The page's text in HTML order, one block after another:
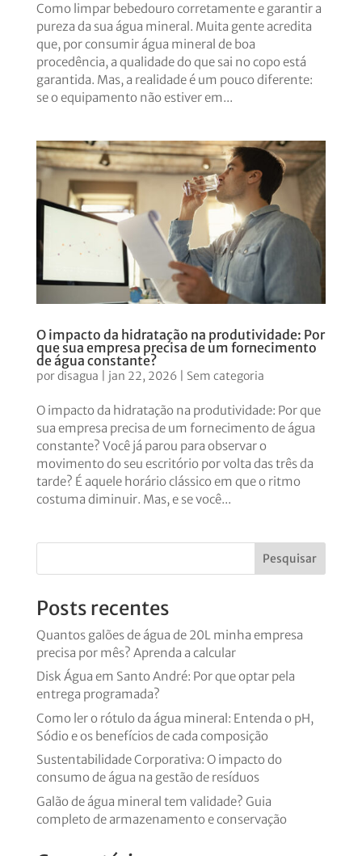
Como limpar bebedouro corretamente e garantir a
pureza da sua água mineral. Muita gente acredita
que, por consumir água mineral de boa
procedência, a qualidade do que sai no copo está
garantida. Mas, a realidade é um pouco diferente:
se o equipamento não estiver em...
O impacto da hidratação na produtividade: Por
que sua empresa precisa de um fornecimento
de água constante?
pordisagua jan 22, 2026| Sem categoria
O impacto da hidratação na produtividade: Por que
sua empresa precisa de um fornecimento de água
constante? Você já parou para observar o
movimento do seu escritório por volta das três da
tarde? É aquele horário clássico em que o ritmo
costuma diminuir. Mas, e se você...
Posts recentes
Quantos galões de água de 20L minha empresa
precisa por mês? Aprenda a calcular
Disk Água em Santo André: Por que optar pela
entrega programada?
Como ler o rótulo da água mineral: Entenda o pH,
Sódio e os benefícios de cada composição
Sustentabilidade Corporativa: O impacto do
consumo de água na gestão de resíduos
Galão de água mineral tem validade? Guia
completo de armazenamento e conservação